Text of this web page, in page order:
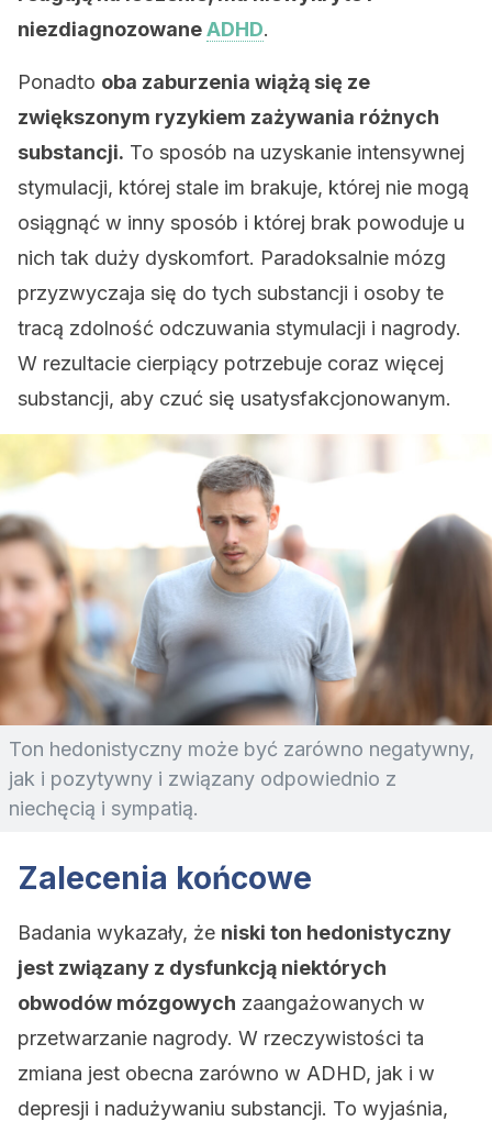
niezdiagnozowaneADHD.
Ponadto oba zaburzenia wiążą się ze
zwiększonym ryzykiem zażywania różnych
substancji. To sposób na uzyskanie intensywnej
stymulacji, której stale im brakuje, której nie mogą
osiągnąć w inny sposób i której brak powoduje u
nich tak duży dyskomfort. Paradoksalnie mózg
przyzwyczaja się do tych substancji i osoby te
tracą zdolność odczuwania stymulacji i nagrody.
W rezultacie cierpiący potrzebuje coraz więcej
substancji, aby czuć się usatysfakcjonowanym.
Ton hedonistyczny może być zarówno negatywny,
jak i pozytywny i związany odpowiednio z
niechęcią i sympatią.
Zalecenia końcowe
Badania wykazały, że niski ton hedonistyczny
jest związany z dysfunkcją niektórych
obwodów mózgowych zaangażowanych w
przetwarzanie nagrody. W rzeczywistości ta
zmiana jest obecna zarówno w ADHD, jak i w
depresji i nadużywaniu substancji. To wyjaśnia,